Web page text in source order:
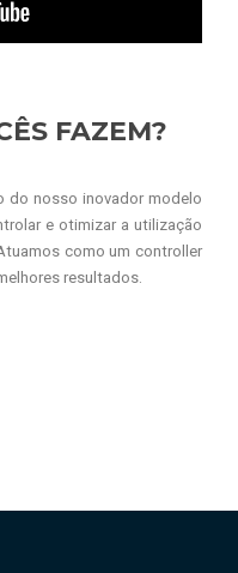
FAZEM?
do nosso inovador modelo
e otimizar a utilização
como um controller
resultados.